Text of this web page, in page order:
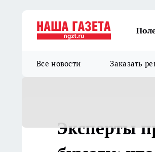
Все новости Заказать
Эксперты